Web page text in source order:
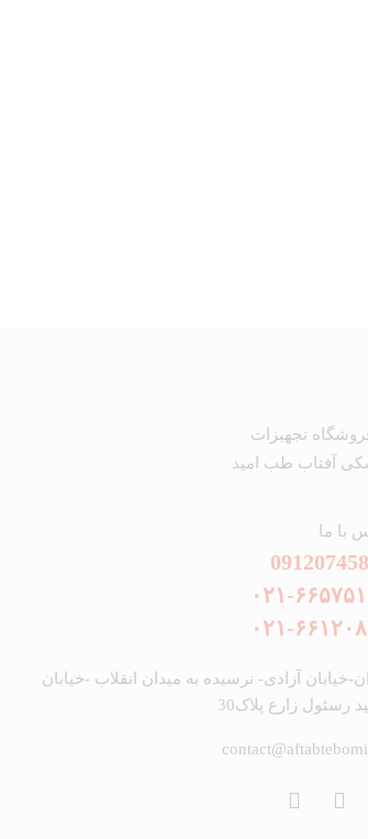
با ما
۶۶۵۷۵۱۶۵
۶۶۱۲۰۸۳۹
خیابان آزادی- نرسیده به میدان انقلاب -خیابان
رسئول زارع پلاک30